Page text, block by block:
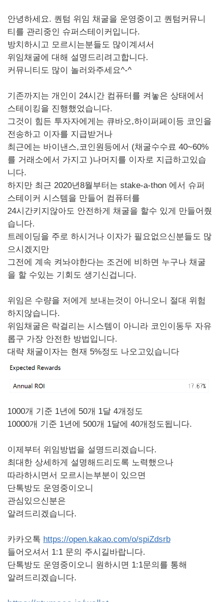
안녕하세요. 퀀텀 위임 채굴을 운영중이고 퀀텀커뮤니
티를 관리중인 슈퍼스테이커입니다.
방치하시고 모르시는분들도 많이계셔서
위임채굴에 대해 설명드리려고합니다.
커뮤니티도 많이 놀러와주세요^-^
기존까지는 개인이 24시간 컴퓨터를 켜놓은 상태에서
스테이킹을 진행했었습니다.
그것이 힘든 투자자에게는 큐바오,하이퍼페이등 코인을
전송하고 이자를 지급받거나
최근에는 바이낸스,코인원등에서 (채굴수수료 40~60%
를 거래소에서 가지고 )나머지를 이자로 지급하고있습
니다.
하지만 최근 2020년8월부터는 stake-a-thon 에서 슈퍼
스테이커 시스템을 만들어 컴퓨터를
24시간키지않아도 안전하게 채굴을 할수 있게 만들어줬
습니다.
트레이딩을 주로 하시거나 이자가 필요없으신분들도 많
으시겠지만
그전에 계속 켜놔야한다는 조건에 비하면 누구나 채굴
을 할 수있는 기회도 생기신겁니다.
위임은 수량을 저에게 보내는것이 아니오니 절대 위험
하지않습니다.
위임채굴은 락걸리는 시스템이 아니라 코인이동두 자유
롭구 가장 안전한 방법입니다.
대략 채굴이자는 현재 5%정도 나오고있습니다
1000개 기준 1년에 50개 1달 4개정도
10000개 기준 1년에 500개 1달에 40개정도됩니다.
이제부터 위임방법을 설명드리겠습니다.
최대한 상세하게 설명해드리도록 노력했으나
따라하시면서 모르시는부분이 있으면
단톡방도 운영중이오니
관심있으신분은
알려드리겠습니다.
카카오톡 https://open.kakao.com/o/spiZdsrb
들어오셔서 1:1 문의 주시길바랍니다.
단톡방도 운영중이오니 원하시면 1:1문의를 통해
알려드리겠습니다.